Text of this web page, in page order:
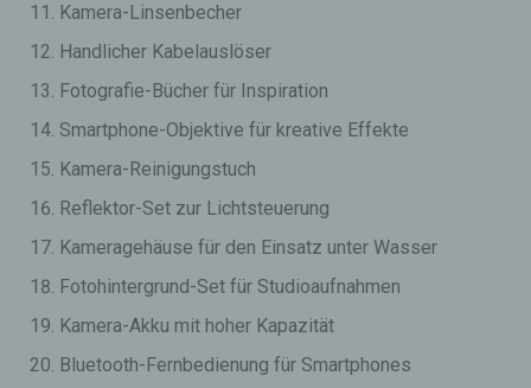
Kamera-Linsenbecher
Handlicher Kabelauslöser
Fotografie-Bücher für Inspiration
Smartphone-Objektive für kreative Effekte
Kamera-Reinigungstuch
Reflektor-Set zur Lichtsteuerung
Kameragehäuse für den Einsatz unter Wasser
Fotohintergrund-Set für Studioaufnahmen
Kamera-Akku mit hoher Kapazität
Bluetooth-Fernbedienung für Smartphones